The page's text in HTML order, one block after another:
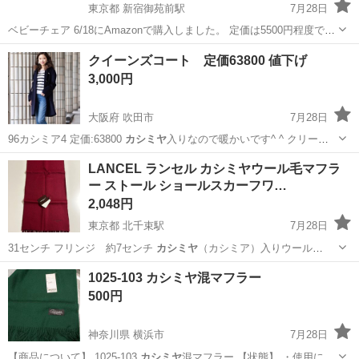
東京都 新宿御苑前駅
7月28日
ベビーチェア 6/18にAmazonで購入しました。 定価は5500円程度で
す。 子供用に購入しましたが、 あまり気に入ってくれず…。 別の商
品を購入しましたので、 必要な方にお譲りできればと思います。 椅子
の部分に引...
東京 新宿区 新宿御苑前駅 ベビー用品
クイーンズコート 定価63800 値下げ
3,000円
大阪府 吹田市
7月28日
96カシミア4 定価:63800 カシミヤ入りなので暖かいです^ ^ クリー
ニ…
大阪 吹田市
LANCEL ランセル カシミヤウール毛マフラ
ー ストール ショールスカーフワ…
2,048円
東京都 北千束駅
7月28日
31センチ フリンジ 約7センチ カシミヤ（カシミア）入りウール
（毛）です。 …
東京 大田区 小物
1025-103 カシミヤ混マフラー
500円
神奈川県 横浜市
7月28日